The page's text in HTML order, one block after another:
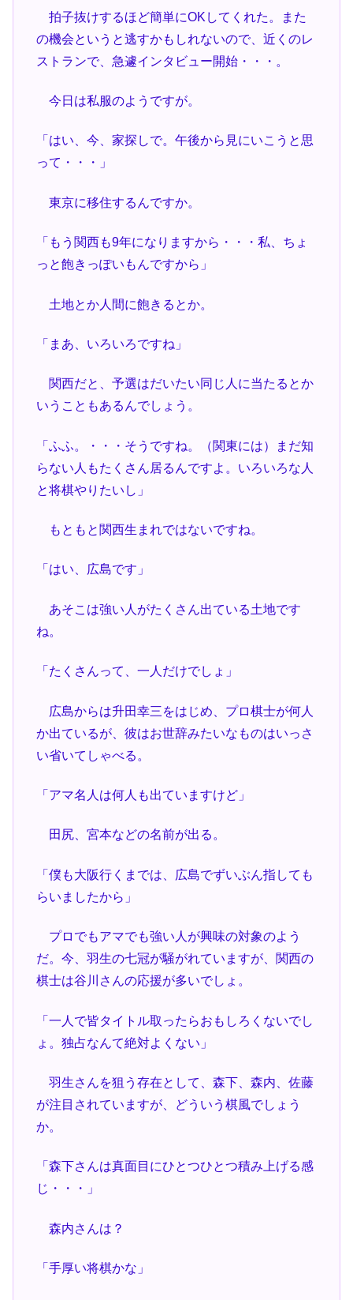
拍子抜けするほど簡単にOKしてくれた。また
の機会というと逃すかもしれないので、近くのレ
ストランで、急遽インタビュー開始・・・。
今日は私服のようですが。
「はい、今、家探しで。午後から見にいこうと思
って・・・」
東京に移住するんですか。
「もう関西も9年になりますから・・・私、ちょ
っと飽きっぽいもんですから」
土地とか人間に飽きるとか。
「まあ、いろいろですね」
関西だと、予選はだいたい同じ人に当たるとか
いうこともあるんでしょう。
「ふふ。・・・そうですね。（関東には）まだ知
らない人もたくさん居るんですよ。いろいろな人
と将棋やりたいし」
もともと関西生まれではないですね。
「はい、広島です」
あそこは強い人がたくさん出ている土地です
ね。
「たくさんって、一人だけでしょ」
広島からは升田幸三をはじめ、プロ棋士が何人
か出ているが、彼はお世辞みたいなものはいっさ
い省いてしゃべる。
「アマ名人は何人も出ていますけど」
田尻、宮本などの名前が出る。
「僕も大阪行くまでは、広島でずいぶん指しても
らいましたから」
プロでもアマでも強い人が興味の対象のよう
だ。今、羽生の七冠が騒がれていますが、関西の
棋士は谷川さんの応援が多いでしょ。
「一人で皆タイトル取ったらおもしろくないでし
ょ。独占なんて絶対よくない」
羽生さんを狙う存在として、森下、森内、佐藤
が注目されていますが、どういう棋風でしょう
か。
「森下さんは真面目にひとつひとつ積み上げる感
じ・・・」
森内さんは？
「手厚い将棋かな」